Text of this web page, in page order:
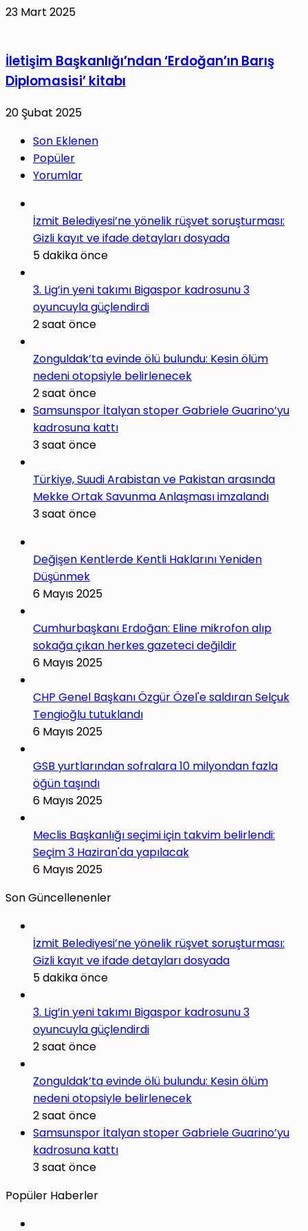
23 Mart 2025
İletişim Başkanlığı’ndan ‘Erdoğan’ın Barış
Diplomasisi’ kitabı
20 Şubat 2025
Son Eklenen
Popüler
Yorumlar
İzmit Belediyesi’ne yönelik rüşvet soruşturması:
Gizli kayıt ve ifade detayları dosyada
5 dakika önce
3. Lig’in yeni takımı Bigaspor kadrosunu 3
oyuncuyla güçlendirdi
2 saat önce
Zonguldak’ta evinde ölü bulundu: Kesin ölüm
nedeni otopsiyle belirlenecek
2 saat önce
Samsunspor İtalyan stoper Gabriele Guarino’yu
kadrosuna kattı
3 saat önce
Türkiye, Suudi Arabistan ve Pakistan arasında
Mekke Ortak Savunma Anlaşması imzalandı
3 saat önce
Değişen Kentlerde Kentli Haklarını Yeniden
Düşünmek
6 Mayıs 2025
Cumhurbaşkanı Erdoğan: Eline mikrofon alıp
sokağa çıkan herkes gazeteci değildir
6 Mayıs 2025
CHP Genel Başkanı Özgür Özel'e saldıran Selçuk
Tengioğlu tutuklandı
6 Mayıs 2025
GSB yurtlarından sofralara 10 milyondan fazla
öğün taşındı
6 Mayıs 2025
Meclis Başkanlığı seçimi için takvim belirlendi:
Seçim 3 Haziran'da yapılacak
6 Mayıs 2025
Son Güncellenenler
İzmit Belediyesi’ne yönelik rüşvet soruşturması:
Gizli kayıt ve ifade detayları dosyada
5 dakika önce
3. Lig’in yeni takımı Bigaspor kadrosunu 3
oyuncuyla güçlendirdi
2 saat önce
Zonguldak’ta evinde ölü bulundu: Kesin ölüm
nedeni otopsiyle belirlenecek
2 saat önce
Samsunspor İtalyan stoper Gabriele Guarino’yu
kadrosuna kattı
3 saat önce
Popüler Haberler